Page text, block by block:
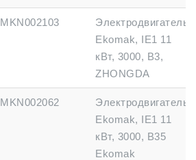
MKN002103
Электродвигатель
Ekomak, IE1 11
кВт, 3000, B3,
ZHONGDA
MKN002062
Электродвигатель
Ekomak, IE1 11
кВт, 3000, B35
Ekomak